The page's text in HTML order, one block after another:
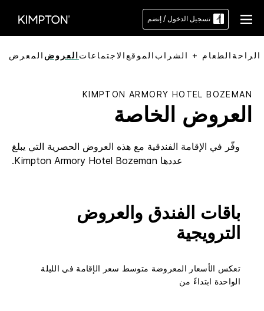
تسجيل الدخول / إنضم
الطعام + الشراب الموقع الاجتماعاتالعروض المعرض
KIMPTON ARMORY HOTEL BOZEMAN
العروض الخاصة
وفّر في الإقامة الفندقية مع هذه العروض الحصرية التي يبلغ
عددها
Kimpton Armory Hotel Bozeman
.
باقات الفندق والعروض
الترويجية
تعكس الأسعار المعروضة متوسط سعر الإقامة في الليلة
الواحدة ابتداءً من